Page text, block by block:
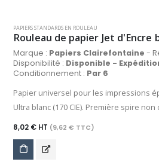
PAPIERS STANDARDS EN ROULEAU
Marque : Papiers Clairefontaine -
Disponibilité : Disponible -
Conditionnement : Par 6
Papier universel pour les impressions
Ultra blanc (170 CIE). Première spire
8,02 € HT (9,62 € TTC)